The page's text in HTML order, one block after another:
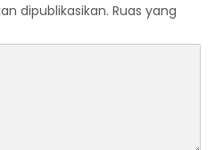
dipublikasikan. Ruas yang